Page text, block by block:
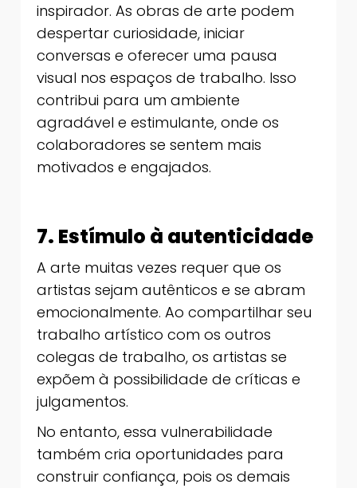
inspirador. As obras de arte podem
despertar curiosidade, iniciar
conversas e oferecer uma pausa
visual nos espaços de trabalho. Isso
contribui para um ambiente
agradável e estimulante, onde os
colaboradores se sentem mais
motivados e engajados.
7. Estímulo à autenticidade
A arte muitas vezes requer que os
artistas sejam autênticos e se abram
emocionalmente. Ao compartilhar seu
trabalho artístico com os outros
colegas de trabalho, os artistas se
expõem à possibilidade de críticas e
julgamentos.
No entanto, essa vulnerabilidade
também cria oportunidades para
construir confiança, pois os demais